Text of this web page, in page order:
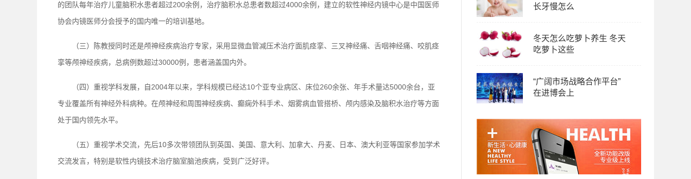
的团队每年治疗儿童脑积水患者超过200余例，治疗脑积水总患者数超过4000余例，建立的软性神经内镜中心是中国医师
协会内镜医师分会授予的国内唯一的培训基地。
（三）陈教授同时还是颅神经疾病治疗专家，采用显微血管减压术治疗面肌痉挛、三叉神经痛、舌咽神经痛、咬肌痉
挛等颅神经疾病，总病例数超过30000例，患者涵盖国内外。
（四）重视学科发展，自2004年以来，学科规模已经达10个亚专业病区、床位260余张、年手术量达5000余台，亚
专业覆盖所有神经外科病种。在颅神经和周围神经疾病、癫痫外科手术、烟雾病血管搭桥、颅内感染及脑积水治疗等方面
处于国内领先水平。
（五）重视学术交流，先后10多次带领团队到英国、美国、意大利、加拿大、丹麦、日本、澳大利亚等国家参加学术
交流发言，特别是软性内镜技术治疗脑室脑池疾病，受到广泛好评。
长牙慢怎么
冬天怎么吃萝卜养生 冬天
吃萝卜这些
“广阔市场战略合作平台”
在进博会上